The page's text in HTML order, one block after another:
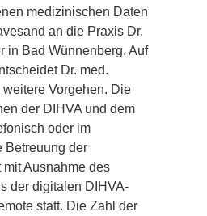
medizinischen Daten
an die Praxis Dr.
in Bad Wünnenberg. Auf
Dr. med.
Vorgehen. Die
der DIHVA und dem
oder im
Betreuung der
Ausnahme des
der digitalen DIHVA-
statt. Die Zahl der